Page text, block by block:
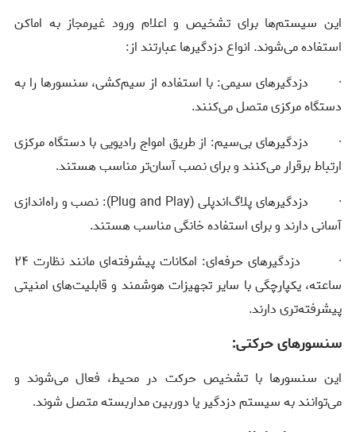
این سیستم‌ها برای تشخیص و اعلام ورود غیرمجاز به اماکن
استفاده می‌شوند. انواع دزدگیرها عبارتند از:
· دزدگیرهای سیمی: با استفاده از سیم‌کشی، سنسورها را به
دستگاه مرکزی متصل می‌کنند.
· دزدگیرهای بی‌سیم: از طریق امواج رادیویی با دستگاه مرکزی
ارتباط برقرار می‌کنند و برای نصب آسان‌تر مناسب هستند.
· دزدگیرهای پلاگ‌اند‌پلی (Plug and Play): نصب و راه‌اندازی
آسانی دارند و برای استفاده خانگی مناسب هستند.
· دزدگیرهای حرفه‌ای: امکانات پیشرفته‌ای مانند نظارت ۲۴
ساعته، یکپارچگی با سایر تجهیزات هوشمند و قابلیت‌های امنیتی
پیشرفته‌تری دارند.
سنسورهای حرکتی:
این سنسورها با تشخیص حرکت در محیط، فعال می‌شوند و
می‌توانند به سیستم دزدگیر یا دوربین مداربسته متصل شوند.